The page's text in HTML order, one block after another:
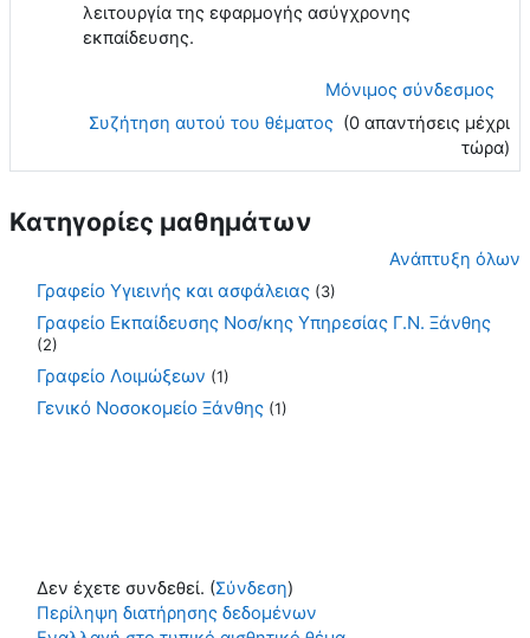
λειτουργία της εφαρμογής ασύγχρονης
εκπαίδευσης.
Μόνιμος σύνδεσμος
Συζήτηση αυτού του θέματος (0 απαντήσεις μέχρι
τώρα)
Κατηγορίες μαθημάτων
Ανάπτυξη όλων
Γραφείο Υγιεινής και ασφάλειας (3)
Γραφείο Εκπαίδευσης Νοσ/κης Υπηρεσίας Γ.Ν. Ξάνθης
(2)
Γραφείο Λοιμώξεων (1)
Γενικό Νοσοκομείο Ξάνθης (1)
Δεν έχετε συνδεθεί. (Σύνδεση)
Περίληψη διατήρησης δεδομένων